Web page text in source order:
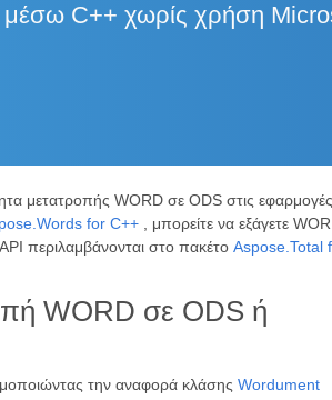
C++ χωρίς χρήση
μετατροπής WORD σε ODS στις
for C++ , μπορείτε να εξάγετε
περιλαμβάνονται στο πακέτο Aspose.Total
WORD σε ODS ή
την αναφορά κλάσης Wordument